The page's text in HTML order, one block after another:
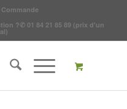
Commande
?✆ 01 84 21 85 89 (prix d'un